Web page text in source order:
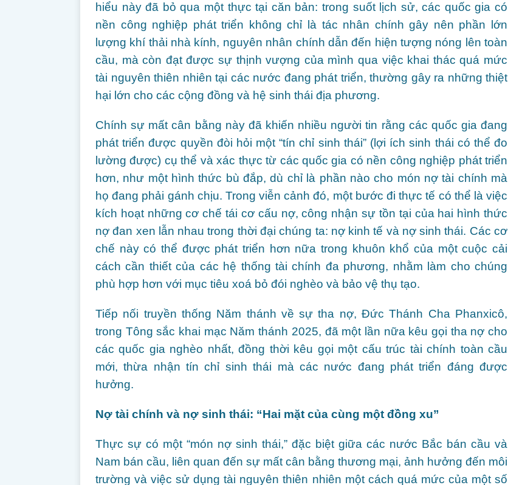
hiểu này đã bỏ qua một thực tại căn bản: trong suốt lịch sử, các quốc gia có
nền công nghiệp phát triển không chỉ là tác nhân chính gây nên phần lớn
lượng khí thải nhà kính, nguyên nhân chính dẫn đến hiện tượng nóng lên toàn
cầu, mà còn đạt được sự thịnh vượng của mình qua việc khai thác quá mức
tài nguyên thiên nhiên tại các nước đang phát triển, thường gây ra những thiệt
hại lớn cho các cộng đồng và hệ sinh thái địa phương.
Chính sự mất cân bằng này đã khiến nhiều người tin rằng các quốc gia đang
phát triển được quyền đòi hỏi một “tín chỉ sinh thái” (lợi ích sinh thái có thể đo
lường được) cụ thể và xác thực từ các quốc gia có nền công nghiệp phát triển
hơn, như một hình thức bù đắp, dù chỉ là phần nào cho món nợ tài chính mà
họ đang phải gánh chịu. Trong viễn cảnh đó, một bước đi thực tế có thể là việc
kích hoạt những cơ chế tái cơ cấu nợ, công nhận sự tồn tại của hai hình thức
nợ đan xen lẫn nhau trong thời đại chúng ta: nợ kinh tế và nợ sinh thái. Các cơ
chế này có thể được phát triển hơn nữa trong khuôn khổ của một cuộc cải
cách cần thiết của các hệ thống tài chính đa phương, nhằm làm cho chúng
phù hợp hơn với mục tiêu xoá bỏ đói nghèo và bảo vệ thụ tạo.
Tiếp nối truyền thống Năm thánh về sự tha nợ, Đức Thánh Cha Phanxicô,
trong Tông sắc khai mạc Năm thánh 2025, đã một lần nữa kêu gọi tha nợ cho
các quốc gia nghèo nhất, đồng thời kêu gọi một cấu trúc tài chính toàn cầu
mới, thừa nhận tín chỉ sinh thái mà các nước đang phát triển đáng được
hưởng.
Nợ tài chính và nợ sinh thái: “Hai mặt của cùng một đồng xu”
Thực sự có một “món nợ sinh thái,” đặc biệt giữa các nước Bắc bán cầu và
Nam bán cầu, liên quan đến sự mất cân bằng thương mại, ảnh hưởng đến môi
trường và việc sử dụng tài nguyên thiên nhiên một cách quá mức của một số